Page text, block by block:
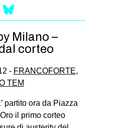
Facebook
Milano –
corteo
- FRANCOFORTE,
TEM
partito ora da Piazza
il primo corteo